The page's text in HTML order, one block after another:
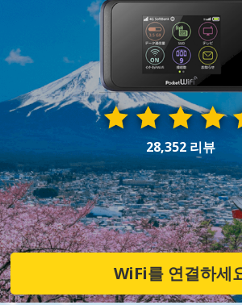
28,352 리뷰
WiFi를 연결하세